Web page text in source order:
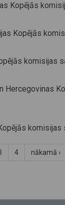
Kopējās
Kopējās
komisijas
Hercegovinas
komisijas
4 nākamā ›